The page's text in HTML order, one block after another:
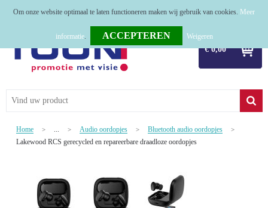
€ 0,00
Relatiegeschenken
Werkkleding
Kerstpakketten
Home > ... > Audio oordopjes > Bluetooth audio oordopjes >
Lakewood RCS gerecycled en repareerbare draadloze oordopjes
Om onze website optimaal te laten functioneren maken wij gebruik van cookies. Meer
informatie. Weigeren